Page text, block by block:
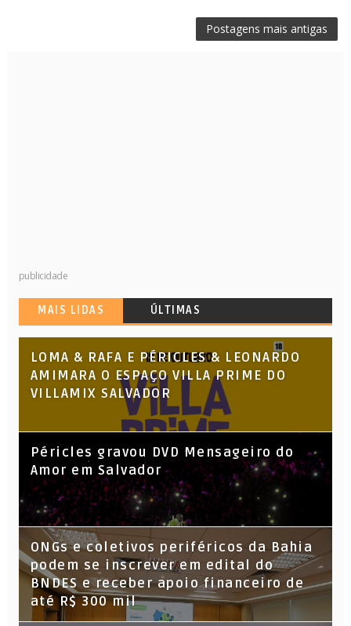
Postagens mais antigas
publicidade
MAIS LIDAS ÚLTIMAS
LOMA & RAFA E PÉRICLES & LEONARDO
AMIMARA O ESPAÇO VILLA PRIME DO
VILLAMIX SALVADOR
Péricles gravou DVD Mensageiro do
Amor em Salvador
ONGs e coletivos periféricos da Bahia
podem se inscrever em edital do
BNDES e receber apoio financeiro de
até R$ 300 mil